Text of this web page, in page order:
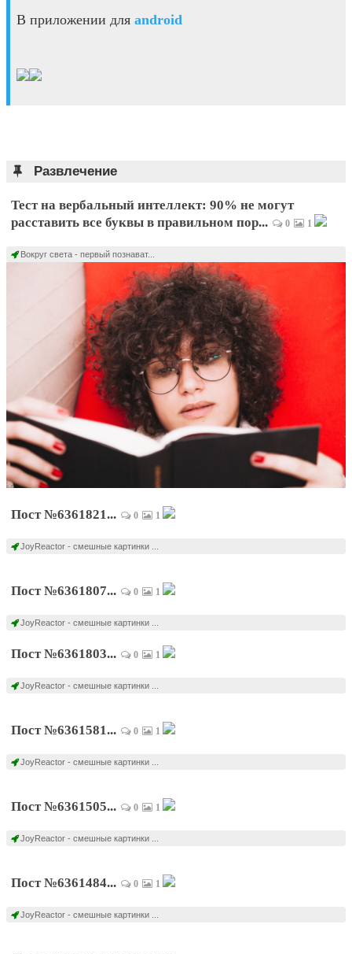
В приложении для android
Развлечение
Тест на вербальный интеллект: 90% не могут
расставить все буквы в правильном пор...
0 1
Вокруг света - первый познават...
Пост №6361821... 0 1
JoyReactor - смешные картинки ...
Пост №6361807... 0 1
JoyReactor - смешные картинки ...
Пост №6361803... 0 1
JoyReactor - смешные картинки ...
Пост №6361581... 0 1
JoyReactor - смешные картинки ...
Пост №6361505... 0 1
JoyReactor - смешные картинки ...
Пост №6361484... 0 1
JoyReactor - смешные картинки ...